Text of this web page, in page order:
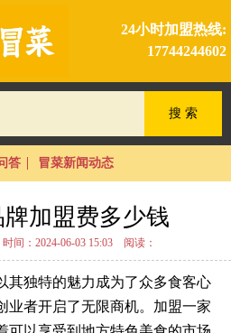
24小时加盟热线:
17744244602
答 冒菜新闻动态
加盟费多少钱
时间：2024-06-03 15:03 阅读：
其独特的魅力成为了众多食客心
业者开启了无限商机。加盟一家